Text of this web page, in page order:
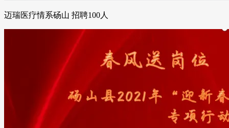
迈瑞医疗情系砀山 招聘100人